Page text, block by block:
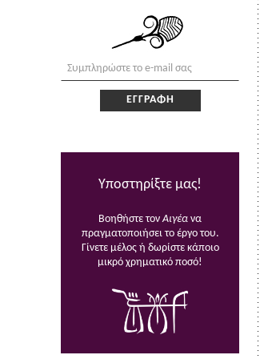
Υποστηρίξτε μας!
Βοηθήστε τονΑιγέα να
πραγματοποιήσει το έργο του.
Γίνετε μέλος ή δωρίστε κάποιο
μικρό χρηματικό ποσό!